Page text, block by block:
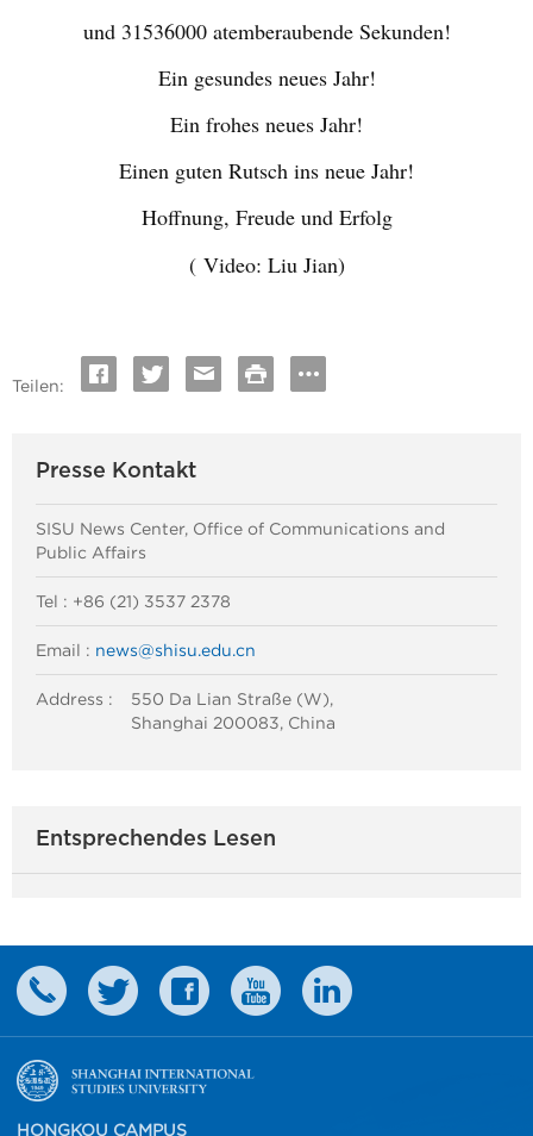
und 31536000 atemberaubende Sekunden!
Ein gesundes neues Jahr!
Ein frohes neues Jahr!
Einen guten Rutsch ins neue Jahr!
Hoffnung, Freude und Erfolg
( Video: Liu Jian)
Teilen:
Presse Kontakt
SISU News Center, Office of Communications and
Public Affairs
Tel : +86 (21) 3537 2378
Email : news@shisu.edu.cn
Address :
550 Da Lian Straße (W),
Shanghai 200083, China
Entsprechendes Lesen
HONGKOU CAMPUS